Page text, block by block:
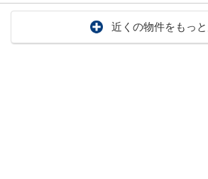
近くの物件をもっ